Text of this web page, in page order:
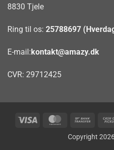
8830 Tjele
Ring til os: 25788697
E-mail:kontakt@amazy.dk
CVR: 29712425
Visa MasterCardBank
Copyright